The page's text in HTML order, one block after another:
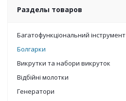
Разделы товаров
Багатофункціональний інструмент
Болгарки
Викрутки та набори викруток
Відбійні молотки
Генератори